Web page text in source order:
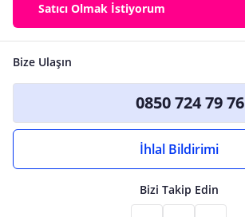
Satıcı Olmak İstiyorum
Bize Ulaşın
0850 724 79 76
İhlal Bildirimi
Bizi Takip Edin